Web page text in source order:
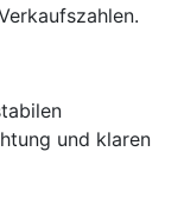
und klaren